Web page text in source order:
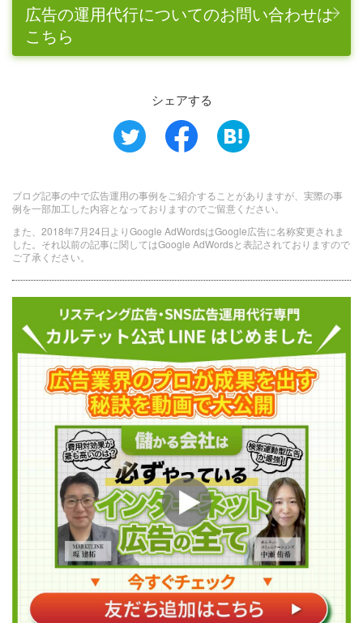
広告の運用代行についてのお問い合わせは
こちら
シェアする
ブログ記事の中で広告運用の事例をご紹介することがありますが、実際の事
例を一部加工した内容となっておりますのでご留意ください。
また、2018年7月24日よりGoogle AdWordsはGoogle広告に名称変更されま
した。それ以前の記事に関してはGoogle AdWordsと表記されておりますので
ご了承ください。